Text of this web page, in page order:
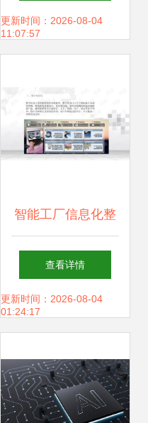
更新时间：2026-08-04
11:07:57
智能工厂信息化整
体解决方案 人工智
能应用软件开发的
查看详情
更新时间：2026-08-04
01:24:17